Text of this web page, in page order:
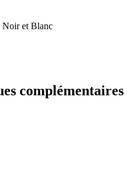
complémentaires
Noir et Blanc